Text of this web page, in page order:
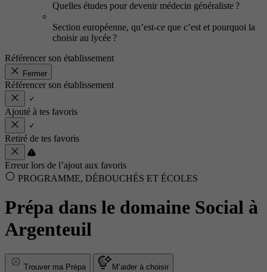
Quelles études pour devenir médecin généraliste ?
Section européenne, qu’est-ce que c’est et pourquoi la
choisir au lycée ?
Référencer son établissement
Fermer
Référencer son établissement
Ajouté à tes favoris
Retiré de tes favoris
Erreur lors de l’ajout aux favoris
PROGRAMME, DÉBOUCHÉS ET ÉCOLES
Prépa dans le domaine Social à
Argenteuil
Trouver ma Prépa M’aider à choisir